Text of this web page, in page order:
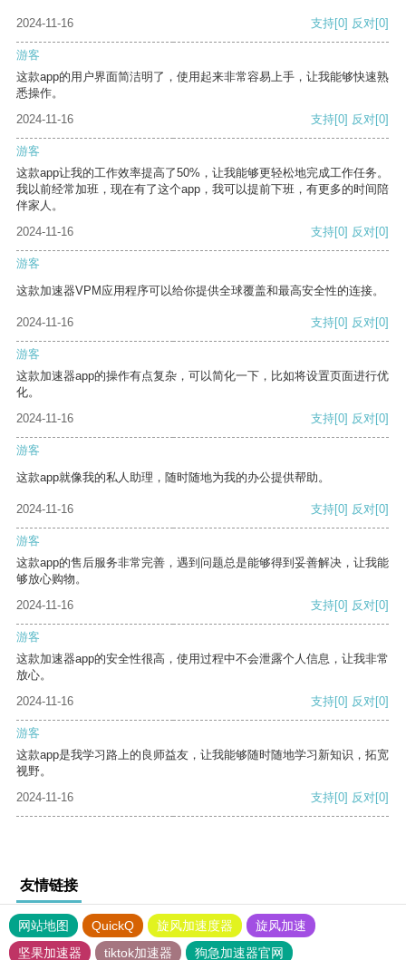
2024-11-16 支持[0] 反对[0]
游客
这款app的用户界面简洁明了，使用起来非常容易上手，让我能够快速熟
悉操作。
2024-11-16
支持[0] 反对[0]
游客
这款app让我的工作效率提高了50%，让我能够更轻松地完成工作任务。
我以前经常加班，现在有了这个app，我可以提前下班，有更多的时间陪
伴家人。
2024-11-16
支持[0] 反对[0]
游客
这款加速器VPM应用程序可以给你提供全球覆盖和最高安全性的连接。
2024-11-16 支持[0] 反对[0]
游客
这款加速器app的操作有点复杂，可以简化一下，比如将设置页面进行优
化。
2024-11-16
支持[0] 反对[0]
游客
这款app就像我的私人助理，随时随地为我的办公提供帮助。
2024-11-16 支持[0] 反对[0]
游客
这款app的售后服务非常完善，遇到问题总是能够得到妥善解决，让我能
够放心购物。
2024-11-16
支持[0] 反对[0]
游客
这款加速器app的安全性很高，使用过程中不会泄露个人信息，让我非常
放心。
2024-11-16
支持[0] 反对[0]
游客
这款app是我学习路上的良师益友，让我能够随时随地学习新知识，拓宽
视野。
2024-11-16
支持[0] 反对[0]
友情链接
网站地图 QuickQ 旋风加速度器
旋风加速
坚果加速器
tiktok加速器 狗急加速器官网